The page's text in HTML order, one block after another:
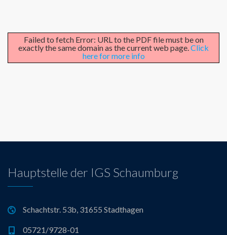
Failed to fetch Error: URL to the PDF file must be on
exactly the same domain as the current web page. Click
here for more info
Hauptstelle der IGS Schaumburg
Schachtstr. 53b, 31655 Stadthagen
05721/9728-01